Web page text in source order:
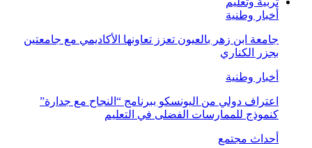
أخبار وطنية
جامعة ابن زهر بالعيون تعزز تعاونها الأكاديمي مع جامعتين
بجزر الكناري
أخبار وطنية
اعتراف دولي من اليونسكو ببرنامج “النجاح مع جدارة”
كنموذج للممارسات الفضلى في التعليم
أحداث مجتمع